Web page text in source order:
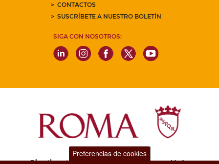
CONTACTOS
SUSCRÍBETE A NUESTRO BOLETÍN
SIGA CON NOSOTROS:
Dipartimento Grandi Eventi, Sport, Turismo e Moda.
Preferencias de cookies